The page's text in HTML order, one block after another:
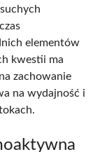
elementów
kwestii ma
zachowanie
na wydajność i